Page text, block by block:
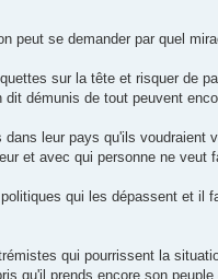
peut se demander par quel
sur la tête et risquer de
démunis de tout peuvent
leur pays qu'ils
et avec qui personne ne veut
qui les dépassent et
qui pourrissent la
qu'il prends encore son